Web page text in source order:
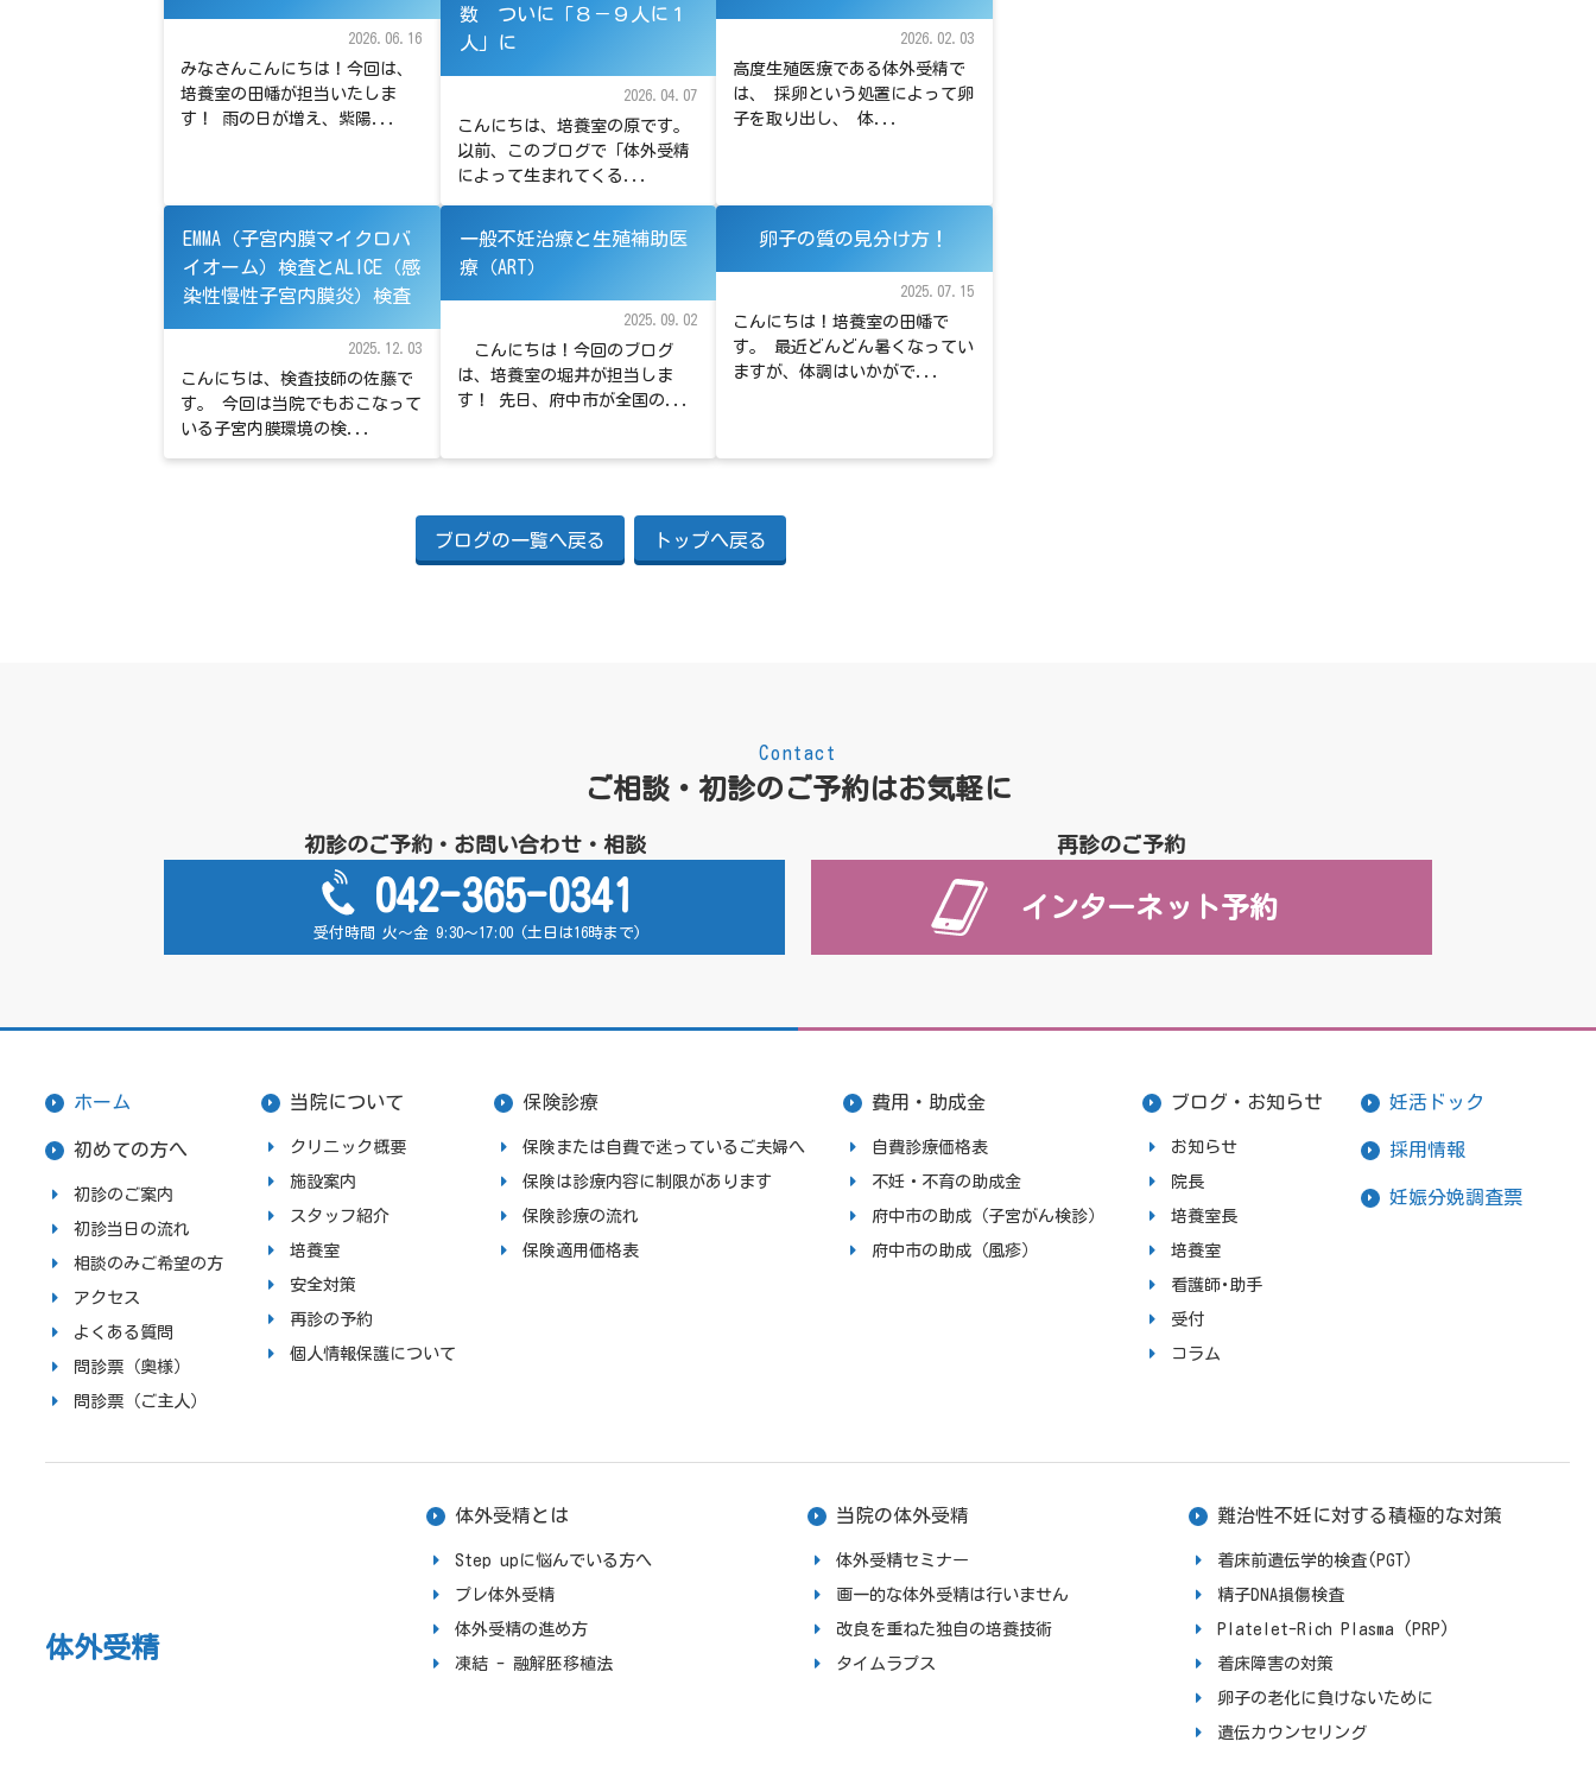
2026.06.16
みなさんこんにちは！今回は、
培養室の田幡が担当いたしま
す！ 雨の日が増え、紫陽...
数 ついに「８－９人に１
人」に
2026.04.07
こんにちは、培養室の原です。
以前、このブログで「体外受精
によって生まれてくる...
2026.02.03
高度生殖医療である体外受精で
は、 採卵という処置によって卵
子を取り出し、 体...
EMMA（子宮内膜マイクロバ
イオーム）検査とALICE（感
染性慢性子宮内膜炎）検査
2025.12.03
こんにちは、検査技師の佐藤で
す。 今回は当院でもおこなって
いる子宮内膜環境の検...
一般不妊治療と生殖補助医
療（ART）
2025.09.02
こんにちは！今回のブログ
は、培養室の堀井が担当しま
す！ 先日、府中市が全国の...
卵子の質の見分け方！
2025.07.15
こんにちは！培養室の田幡で
す。 最近どんどん暑くなってい
ますが、体調はいかがで...
ブログの一覧へ戻る トップへ戻る
ご相談・初診のご予約はお気軽に
Contact
初診のご予約・お問い合わせ・相談
042-365-0341
受付時間 火～金 9:30～17:00 (土日は16時まで)
再診のご予約
インターネット予約
ホーム
初めての方へ
初診のご案内
初診当日の流れ
相談のみご希望の方
アクセス
よくある質問
問診票（奥様）
問診票（ご主人）
当院について
クリニック概要
施設案内
スタッフ紹介
培養室
安全対策
再診の予約
個人情報保護について
保険診療
保険または自費で迷っているご夫婦へ
保険は診療内容に制限があります
保険診療の流れ
保険適用価格表
費用・助成金
自費診療価格表
不妊・不育の助成金
府中市の助成（子宮がん検診）
府中市の助成（風疹）
ブログ・お知らせ
お知らせ
院長
培養室長
培養室
看護師･助手
受付
コラム
妊活ドック
採用情報
妊娠分娩調査票
体外受精
体外受精とは
Step upに悩んでいる方へ
プレ体外受精
体外受精の進め方
凍結 - 融解胚移植法
当院の体外受精
体外受精セミナー
画一的な体外受精は行いません
改良を重ねた独自の培養技術
タイムラプス
難治性不妊に対する積極的な対策
着床前遺伝学的検査(PGT)
精子DNA損傷検査
Platelet-Rich Plasma (PRP)
着床障害の対策
卵子の老化に負けないために
遺伝カウンセリング